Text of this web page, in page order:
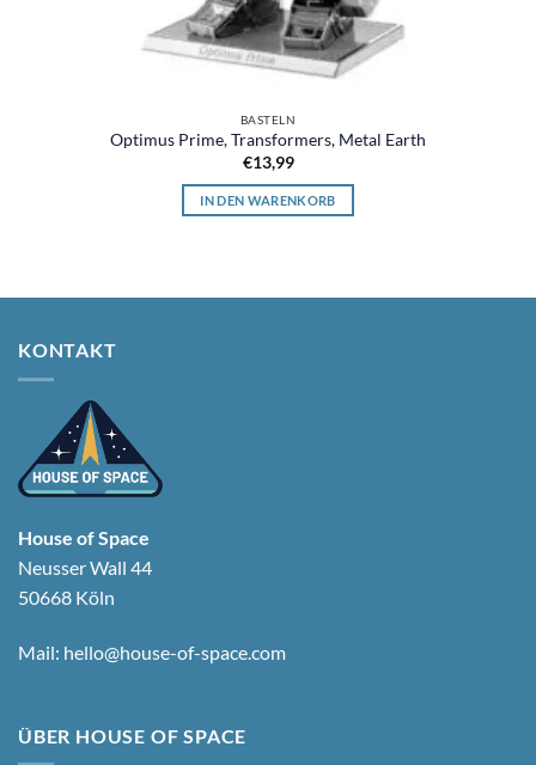
BASTELN
Optimus Prime, Transformers, Metal Earth
€13,99
IN DEN WARENKORB
KONTAKT
House of Space
Neusser Wall 44
50668 Köln
Mail: hello@house-of-space.com
ÜBER HOUSE OF SPACE